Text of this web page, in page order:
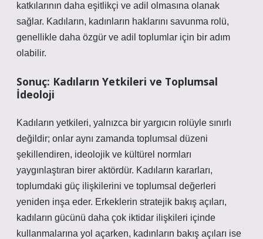
katkılarının daha eşitlikçi ve adil olmasına olanak
sağlar. Kadıların, kadınların haklarını savunma rolü,
genellikle daha özgür ve adil toplumlar için bir adım
olabilir.
Sonuç: Kadıların Yetkileri ve Toplumsal
İdeoloji
Kadıların yetkileri, yalnızca bir yargıcın rolüyle sınırlı
değildir; onlar aynı zamanda toplumsal düzeni
şekillendiren, ideolojik ve kültürel normları
yaygınlaştıran birer aktördür. Kadıların kararları,
toplumdaki güç ilişkilerini ve toplumsal değerleri
yeniden inşa eder. Erkeklerin stratejik bakış açıları,
kadıların gücünü daha çok iktidar ilişkileri içinde
kullanmalarına yol açarken, kadınların bakış açıları ise